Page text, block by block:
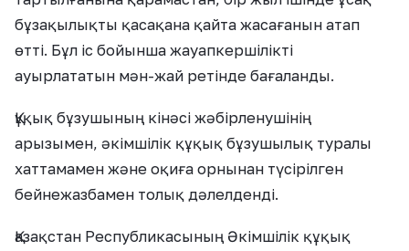
бұзақылықты қасақана қайта жасағанын атап
өтті. Бұл іс бойынша жауапкершілікті
ауырлататын мән-жай ретінде бағаланды.
Құқық бұзушының кінәсі жәбірленушінің
арызымен, әкімшілік құқық бұзушылық туралы
хаттамамен және оқиға орнынан түсірілген
бейнежазбамен толық дәлелденді.
Қазақстан Республикасының Әкімшілік құқық